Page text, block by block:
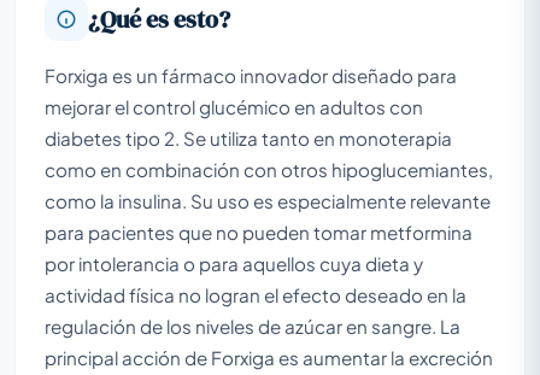
¿Qué es esto?
Forxiga es un fármaco innovador diseñado para
mejorar el control glucémico en adultos con
diabetes tipo 2. Se utiliza tanto en monoterapia
como en combinación con otros hipoglucemiantes,
como la insulina. Su uso es especialmente relevante
para pacientes que no pueden tomar metformina
por intolerancia o para aquellos cuya dieta y
actividad física no logran el efecto deseado en la
regulación de los niveles de azúcar en sangre. La
principal acción de Forxiga es aumentar la excreción